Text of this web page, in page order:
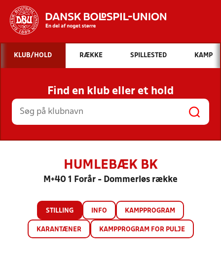
Hvad vil du søge efter?
INDHOLD OG NYHEDER
STILLINGER, RESULTATER, KLUBBER OG
HOLD
KLUB/HOLD RÆKKE SPILLESTED KAMP
Find en klub eller et hold
HUMLEBÆK BK
M+40 1 Forår - Dommerløs række
STILLING INFO KAMPPROGRAM
KARANTÆNER KAMPPROGRAM FOR PULJE